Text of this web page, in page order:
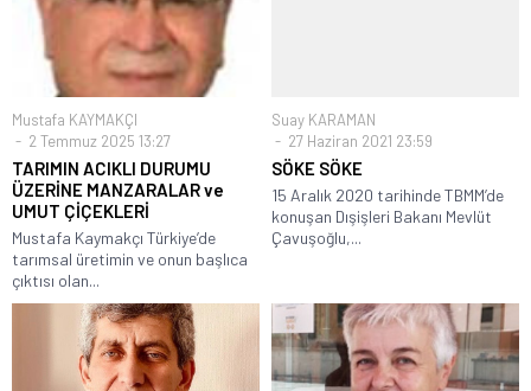
Mustafa KAYMAKÇI
2 Temmuz 2025 13:27
TARIMIN ACIKLI DURUMU
ÜZERİNE MANZARALAR ve
UMUT ÇİÇEKLERİ
Mustafa Kaymakçı Türkiye’de
tarımsal üretimin ve onun başlıca
çıktısı olan...
Suay KARAMAN
27 Haziran 2021 23:59
SÖKE SÖKE
15 Aralık 2020 tarihinde TBMM’de
konuşan Dışişleri Bakanı Mevlüt
Çavuşoğlu,...